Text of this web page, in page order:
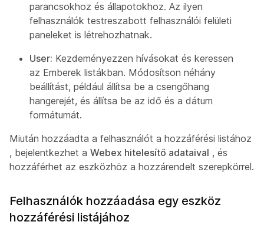
parancsokhoz és állapotokhoz. Az ilyen
felhasználók testreszabott felhasználói felületi
paneleket is létrehozhatnak.
User: Kezdeményezzen hívásokat és keressen
az Emberek listákban. Módosítson néhány
beállítást, például állítsa be a csengőhang
hangerejét, és állítsa be az idő és a dátum
formátumát.
Miután hozzáadta a felhasználót a hozzáférési listához
, bejelentkezhet a Webex hitelesítő adataival , és
hozzáférhet az eszközhöz a hozzárendelt szerepkörrel.
Felhasználók hozzáadása egy eszköz
hozzáférési listájához